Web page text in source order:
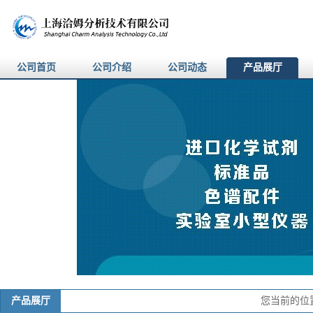
公司首页 公司介绍 公司动态 产品展厅
产品展厅 您当前的